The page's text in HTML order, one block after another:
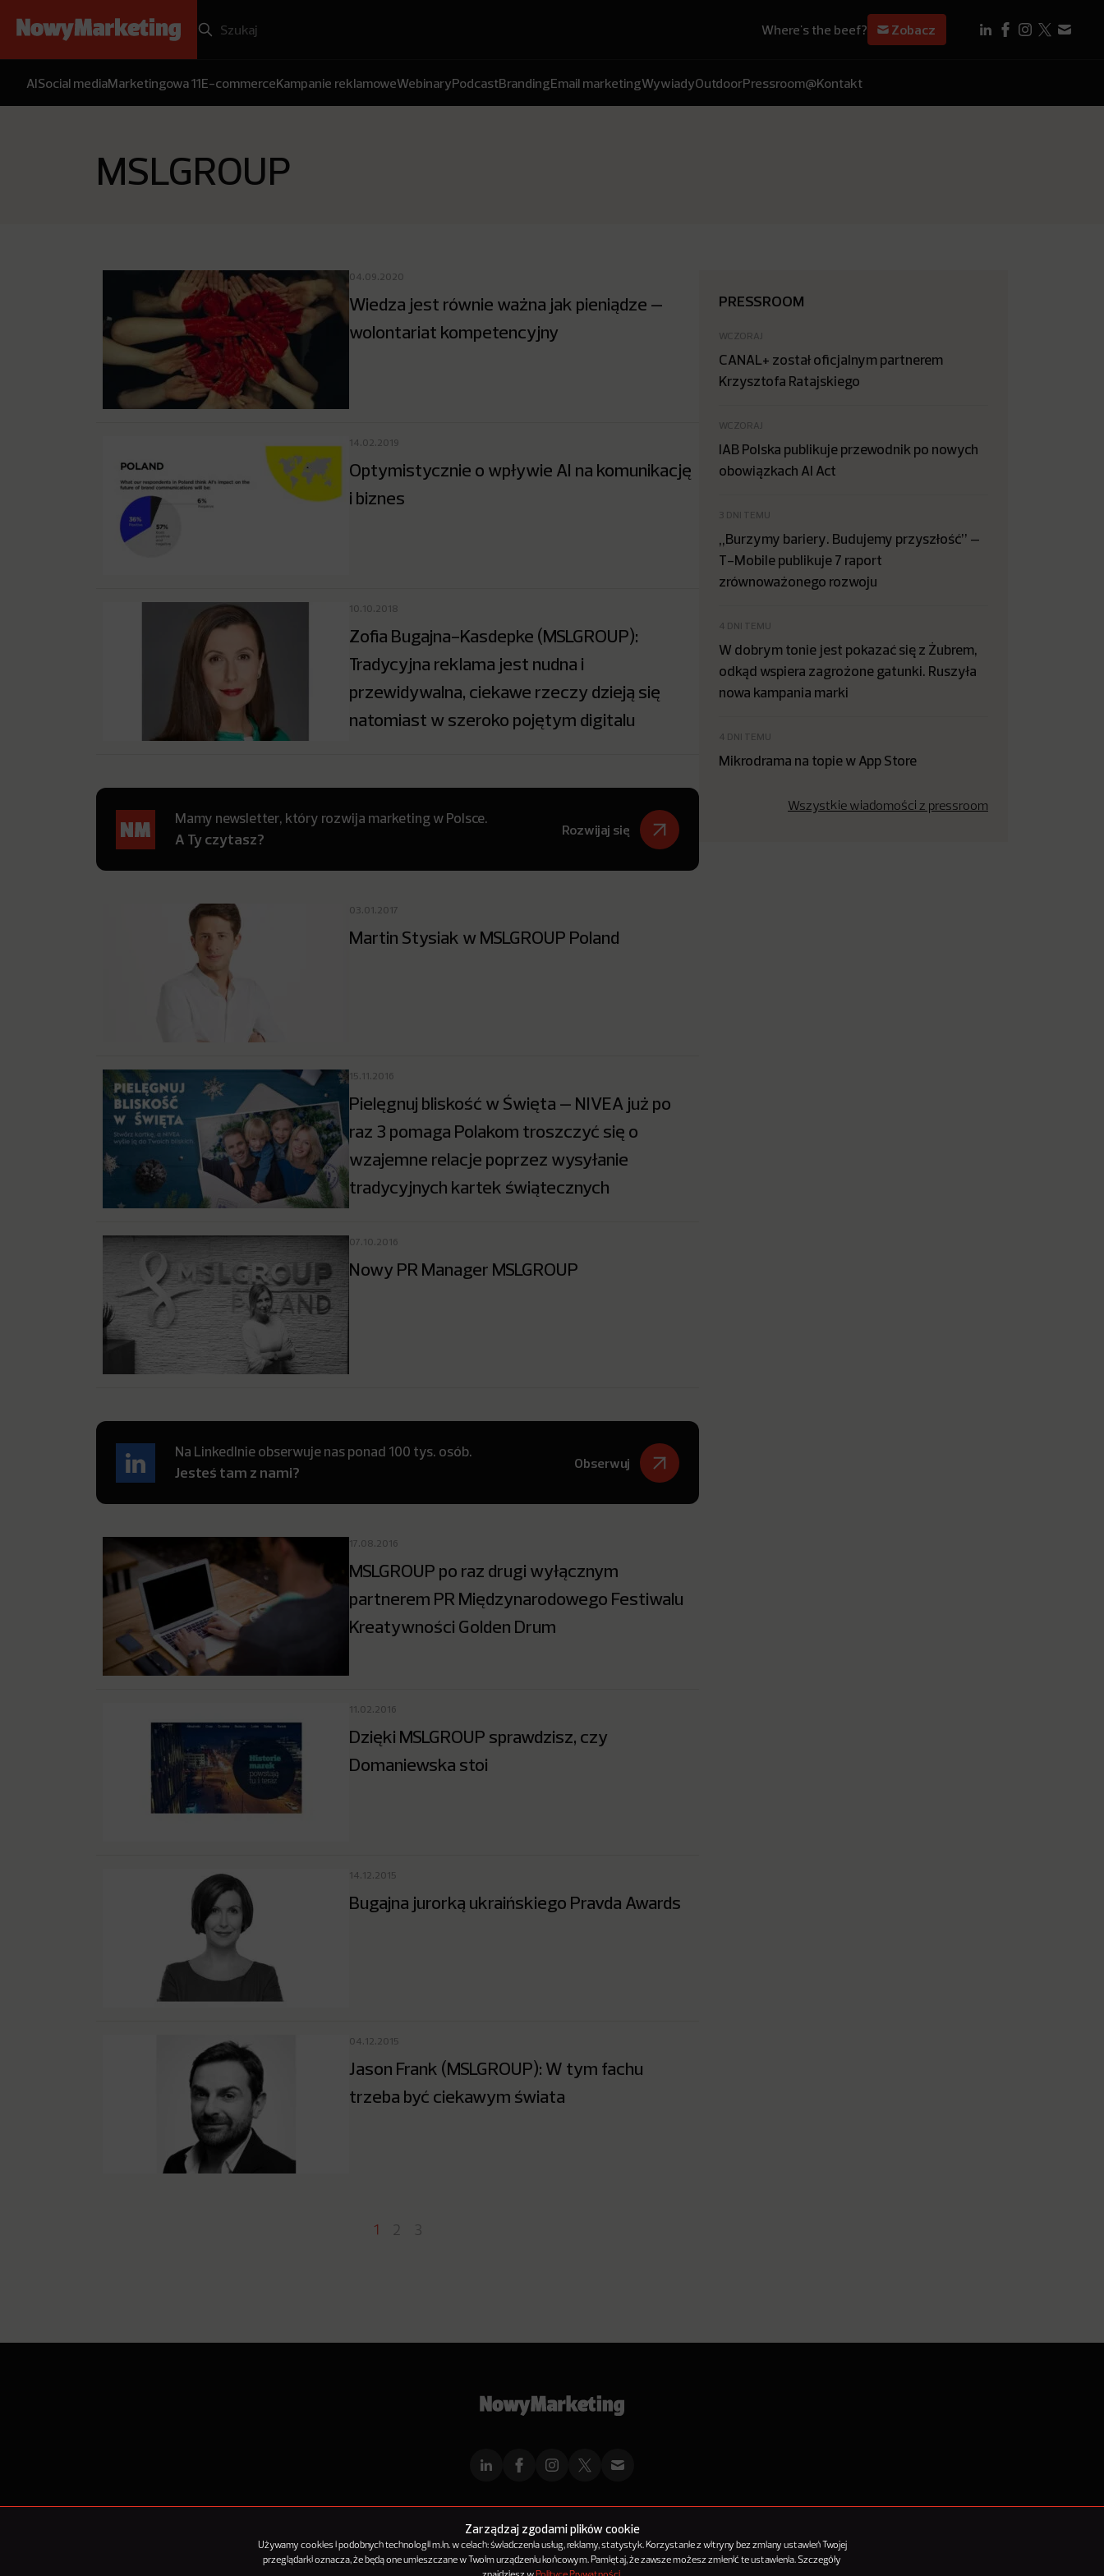
Zarządzaj zgodami plików cookie
Używamy cookies i podobnych technologii m.in. w celach: świadczenia usług, reklamy, statystyk. Korzystanie z witryny bez zmiany ustawień Twojej
przeglądarki oznacza, że będą one umieszczane w Twoim urządzeniu końcowym. Pamiętaj, że zawsze możesz zmienić te ustawienia. Szczegóły
Where's the beef? Zobacz
AISocial mediaMarketingowa 11E-commerceKampanie reklamoweWebinaryPodcastBrandingEmail marketingWywiadyOutdoorPressroom@Kontakt
MSLGROUP
04.09.2020
Wiedza jest równie ważna jak pieniądze –
wolontariat kompetencyjny
14.02.2019
Optymistycznie o wpływie AI na komunikację
i biznes
10.10.2018
Zofia Bugajna-Kasdepke (MSLGROUP):
Tradycyjna reklama jest nudna i
przewidywalna, ciekawe rzeczy dzieją się
natomiast w szeroko pojętym digitalu
Mamy newsletter, który rozwija marketing w Polsce.
A Ty czytasz?
Rozwijaj się
03.01.2017
Martin Stysiak w MSLGROUP Poland
15.11.2016
Pielęgnuj bliskość w Święta – NIVEA już po
raz 3 pomaga Polakom troszczyć się o
wzajemne relacje poprzez wysyłanie
tradycyjnych kartek świątecznych
07.10.2016
Nowy PR Manager MSLGROUP
Na LinkedInie obserwuje nas ponad 100 tys. osób.
Jesteś tam z nami?
Obserwuj
17.08.2016
MSLGROUP po raz drugi wyłącznym
partnerem PR Międzynarodowego Festiwalu
Kreatywności Golden Drum
11.02.2016
Dzięki MSLGROUP sprawdzisz, czy
Domaniewska stoi
14.12.2015
Bugajna jurorką ukraińskiego Pravda Awards
04.12.2015
Jason Frank (MSLGROUP): W tym fachu
trzeba być ciekawym świata
1 2 3
PRESSROOM
WCZORAJ
CANAL+ został oficjalnym partnerem
Krzysztofa Ratajskiego
WCZORAJ
IAB Polska publikuje przewodnik po nowych
obowiązkach AI Act
3 DNI TEMU
„Burzymy bariery. Budujemy przyszłość” –
T-Mobile publikuje 7 raport
zrównoważonego rozwoju
4 DNI TEMU
W dobrym tonie jest pokazać się z Żubrem,
odkąd wspiera zagrożone gatunki. Ruszyła
nowa kampania marki
4 DNI TEMU
Mikrodrama na topie w App Store
Wszystkie wiadomości z pressroom
ReklamaKontaktPolityka PrywatnościKanał RSS